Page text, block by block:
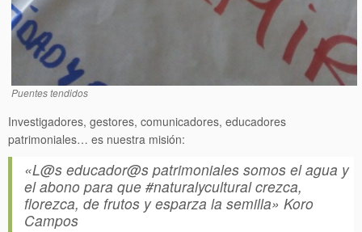
Puentes tendidos
Investigadores, gestores, comunicadores, educadores
patrimoniales… es nuestra misión:
«L@s educador@s patrimoniales somos el agua y
el abono para que #naturalycultural crezca,
florezca, de frutos y esparza la semilla» Koro
Campos